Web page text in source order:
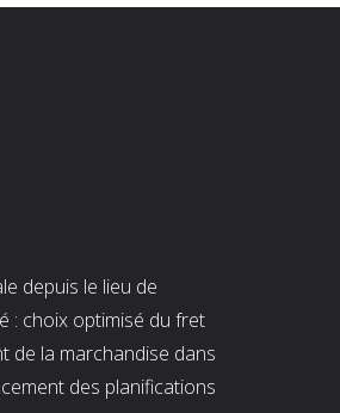
depuis le lieu de
: choix optimisé du fret
de la marchandise dans
des planifications